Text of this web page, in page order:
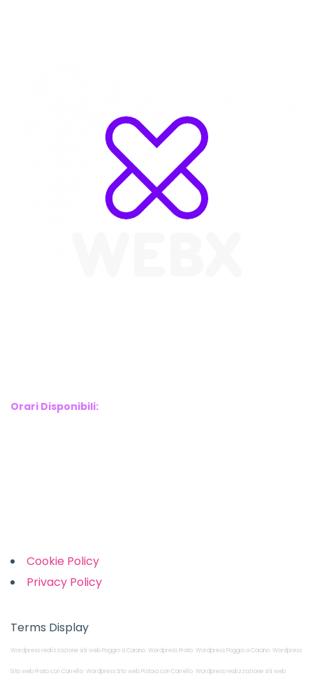
Orari Disponibili:
Cookie Policy
Privacy Policy
Terms Display
Wordpress realizzazione siti web Poggio a Caiano Wordpress Prato Wordpress Poggio a Caiano Wordpress
Sito web Prato con Carrello Wordpress Sito web Pistoia con Carrello Wordpress realizzazione siti web